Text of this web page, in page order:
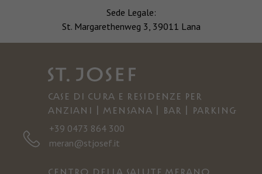
Sede Legale:
St. Margarethenweg 3, 39011 Lana
Case di cura e residenze per
anziani | Mensana | Bar | Parking
+39 0473 864 300
meran@stjosef.it